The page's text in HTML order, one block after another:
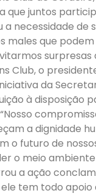
que juntos
a necessidade
que
surpresas
Club, o
da
à disposição
a dignidade
o futuro de
o meio
a ação
tem todo